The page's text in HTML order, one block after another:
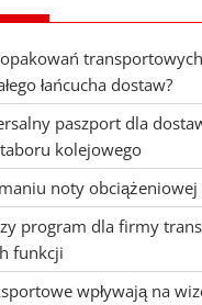
opakowań
łańcucha dostaw?
paszport dla
kolejowego
noty obciążeniowej
program dla firmy
funkcji
wpływają na